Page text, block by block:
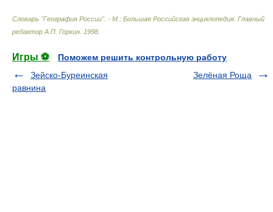
Словарь "География России". - М.: Большая Российская энциклопедия Главный
редактор А.П. Горкин 1998
Игры ⚽
Поможем решить контрольную работу
Зейско-Буреинская
равнина
Зелёная Роща